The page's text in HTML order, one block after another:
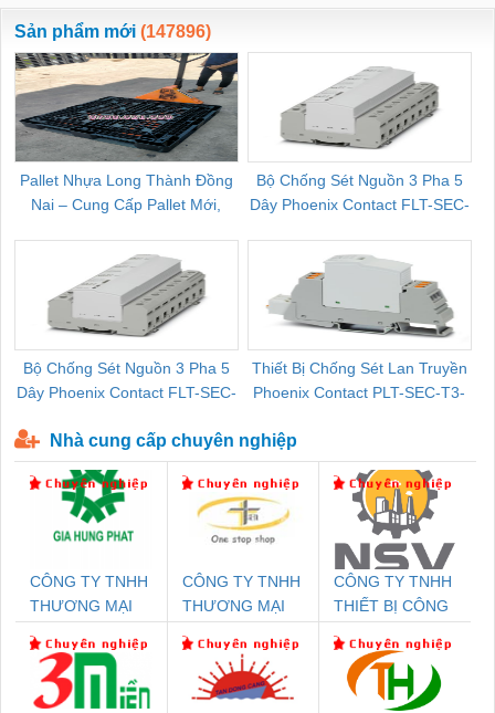
ewara
CHUA CHAY
Sản phẩm mới (147896)
Pallet Nhựa Long Thành Đồng
Nai – Cung Cấp Pallet Mới,
Bộ Chống Sét Nguồn 3 Pha 5
Dây Phoenix Contact FLT-SEC-
Bộ Chống Sét Nguồn 3 Pha 5
Dây Phoenix Contact FLT-SEC-
Thiết Bị Chống Sét Lan Truyền
Phoenix Contact PLT-SEC-T3-
Nhà cung cấp chuyên nghiệp
CÔNG TY TNHH
THƯƠNG MẠI
THUẬT ĐIỆN CƠ
GIA HƯNG PHÁT
CÔNG TY TNHH
THƯƠNG MẠI
NAM
CÔNG TY TNHH
THIẾT BỊ CÔNG
SETSUBI VIỆT
NAM